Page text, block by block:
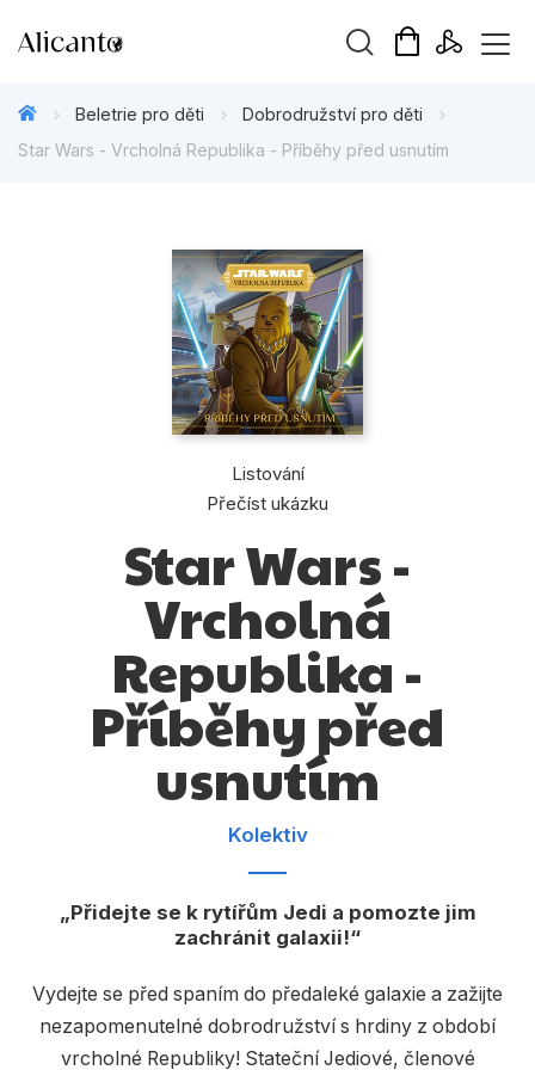
Připravujeme
Tipy redakce
Beletrie pro dospělé
Dárkové publikace
Dárkové zboží
Jazyky
Kalendáře
Počítače
Populárně - naučná pro dospělé
Beletrie pro děti
Dobrodružství pro děti
Star Wars - Vrcholná Republika - Příběhy před usnutím
Listování
Přečíst ukázku
Star Wars -
Vrcholná
Republika -
Příběhy před
usnutím
Kolektiv
Přidejte se k rytířům Jedi a pomozte jim
zachránit galaxii!
Vydejte se před spaním do předaleké galaxie a zažijte
nezapomenutelné dobrodružství s hrdiny z období
vrcholné Republiky! Stateční Jediové, členové